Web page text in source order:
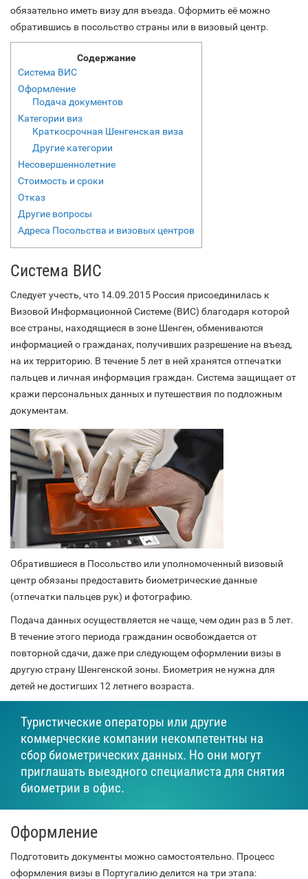
обязательно иметь визу для въезда. Оформить её можно
обратившись в посольство страны или в визовый центр.
Содержание
Система ВИС
Оформление
Подача документов
Категории виз
Краткосрочная Шенгенская виза
Другие категории
Несовершеннолетние
Стоимость и сроки
Отказ
Другие вопросы
Адреса Посольства и визовых центров
Система ВИС
Следует учесть, что 14.09.2015 Россия присоединилась к
Визовой Информационной Системе (ВИС) благодаря которой
все страны, находящиеся в зоне Шенген, обмениваются
информацией о гражданах, получивших разрешение на въезд,
на их территорию. В течение 5 лет в ней хранятся отпечатки
пальцев и личная информация граждан. Система защищает от
кражи персональных данных и путешествия по подложным
документам.
Обратившиеся в Посольство или уполномоченный визовый
центр обязаны предоставить биометрические данные
(отпечатки пальцев рук) и фотографию.
Подача данных осуществляется не чаще, чем один раз в 5 лет.
В течение этого периода гражданин освобождается от
повторной сдачи, даже при следующем оформлении визы в
другую страну Шенгенской зоны. Биометрия не нужна для
детей не достигших 12 летнего возраста.
Туристические операторы или другие
коммерческие компании некомпетентны на
сбор биометрических данных. Но они могут
приглашать выездного специалиста для снятия
биометрии в офис.
Оформление
Подготовить документы можно самостоятельно. Процесс
оформления визы в Португалию делится на три этапа: